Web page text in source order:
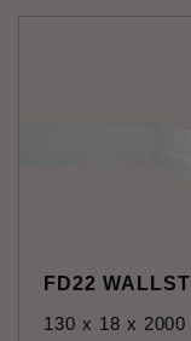
FD22
130 x 18 x 2000